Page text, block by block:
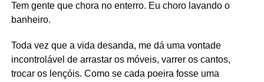
Tem gente que chora no enterro. Eu choro lavando o
banheiro.
Toda vez que a vida desanda, me dá uma vontade
incontrolável de arrastar os móveis, varrer os cantos,
trocar os lençóis. Como se cada poeira fosse uma